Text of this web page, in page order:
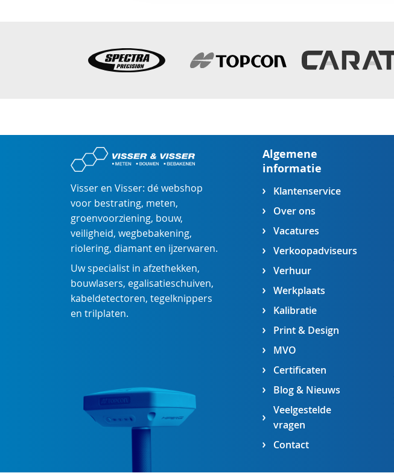
Visser en Visser: dé webshop
voor bestrating, meten,
groenvoorziening, bouw,
veiligheid, wegbebakening,
riolering, diamant en ijzerwaren.
Uw specialist in afzethekken,
bouwlasers, egalisatieschuiven,
kabeldetectoren, tegelknippers
en trilplaten.
Algemene
informatie
Klantenservice
Over ons
Vacatures
Verkoopadviseurs
Verhuur
Werkplaats
Kalibratie
Print & Design
MVO
Certificaten
Blog & Nieuws
Veelgestelde
vragen
Contact